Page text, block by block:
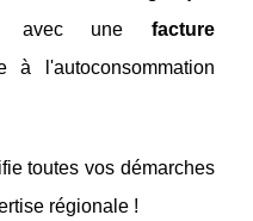
avec une facture
à l'autoconsommation
toutes vos démarches
régionale !